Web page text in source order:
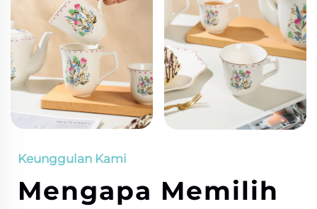
Keunggulan Kami
Mengapa Memilih